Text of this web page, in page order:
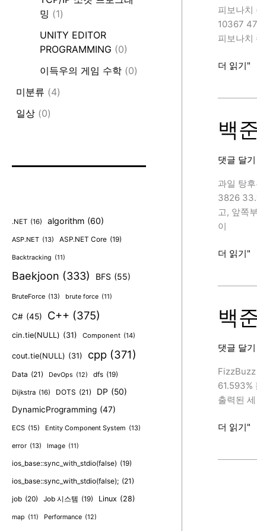
밍 (1)
UNITY EDITOR
PROGRAMMING (0)
이득우의 게임 수학(0)
미분류 (4)
일상(0)
.NET (16) algorithm (60)
ASP.NET (13) ASP.NET Core (19)
Backtracking (11)
Baekjoon (333) BFS (55)
BruteForce (13) brute force (11)
C# (45) C++ (375)
cin.tie(NULL) (31) Component (14)
cout.tie(NULL) (31) cpp (371)
Data (21) DevOps (12) dfs (19)
Dijkstra (16) DOTS (21) DP (50)
DynamicProgramming (47)
ECS (15) Entity Component System (13)
error (13) Image (11)
ios_base::sync_with_stdio(false) (19)
ios_base::sync_with_stdio(false); (21)
job (20) Job 시스템 (19) Linux (28)
map (11) Performance (12)
발,
C++)
피보나
10367
피보나
백
(피
보
치
수
6,
C++)
더 읽기"
백
댓글 달기
과일 탕
3826
고, 앞쪽
이
백
(과
일
후
루,
C++)
더 읽기"
백
댓글 달기
61.593%
출력된
백
더 읽기"